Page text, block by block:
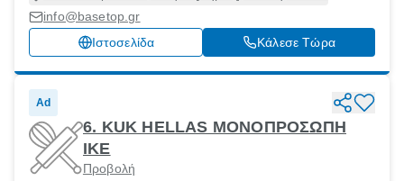
info@basetop.gr
Ιστοσελίδα
Κάλεσε Τώρα
Ad
6. KUK HELLAS ΜΟΝΟΠΡΟΣΩΠΗ
ΙΚΕ
Προβολή